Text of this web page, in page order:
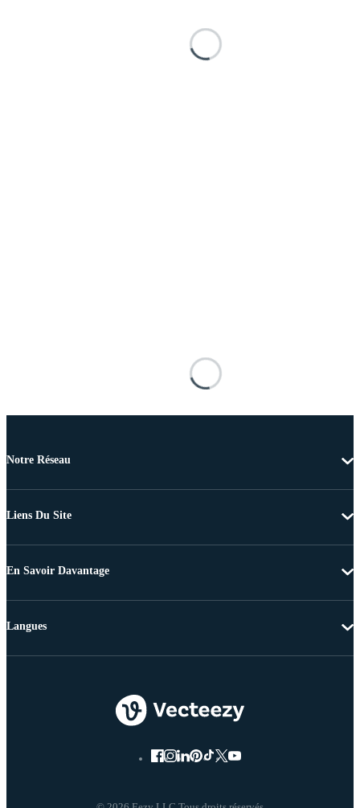
Notre Réseau
Liens Du Site
En Savoir Davantage
Langues